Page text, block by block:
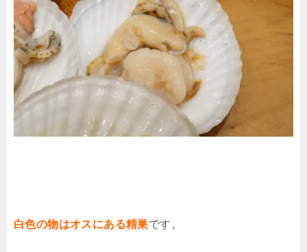
白色の物はオスにある精巣です。